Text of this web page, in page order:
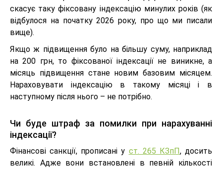
скасує таку фіксовану індексацію минулих років (як
відбулося на початку 2026 року, про що ми писали
вище).
Якщо ж підвищення було на більшу суму, наприклад
на 200 грн, то фіксованої індексації не виникне, а
місяць підвищення стане новим базовим місяцем.
Нараховувати індексацію в такому місяці і в
наступному після нього – не потрібно.
Чи буде штраф за помилки при нарахуванні
індексації?
Фінансові санкції, прописані у ст. 265 КЗпП, досить
великі. Адже вони встановлені в певній кількості